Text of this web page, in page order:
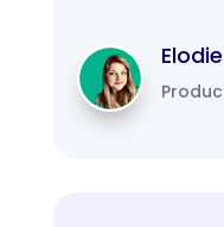
Elodie